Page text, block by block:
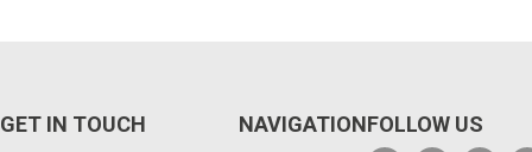
GET IN TOUCH NAVIGATIONFOLLOW US